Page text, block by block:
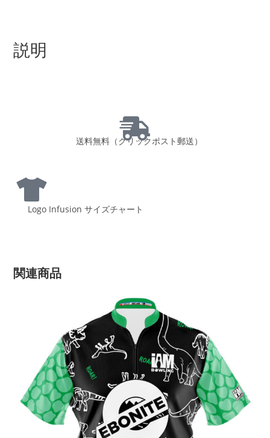
説明
送料無料（クリックポスト郵送）
Logo Infusion サイズチャート
関連商品